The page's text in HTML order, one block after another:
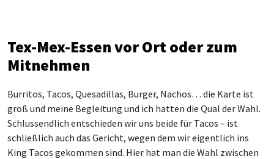
Tex-Mex-Essen vor Ort oder zum
Mitnehmen
Burritos, Tacos, Quesadillas, Burger, Nachos… die Karte ist
groß und meine Begleitung und ich hatten die Qual der Wahl.
Schlussendlich entschieden wir uns beide für Tacos – ist
schließlich auch das Gericht, wegen dem wir eigentlich ins
King Tacos gekommen sind. Hier hat man die Wahl zwischen